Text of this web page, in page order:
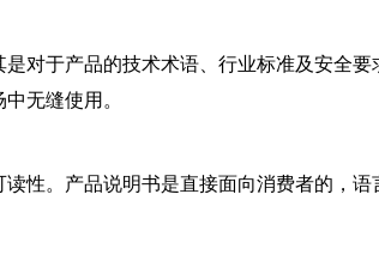
对于产品的技术术语、行业标准及安全要
无缝使用。
性。产品说明书是直接面向消费者的，语